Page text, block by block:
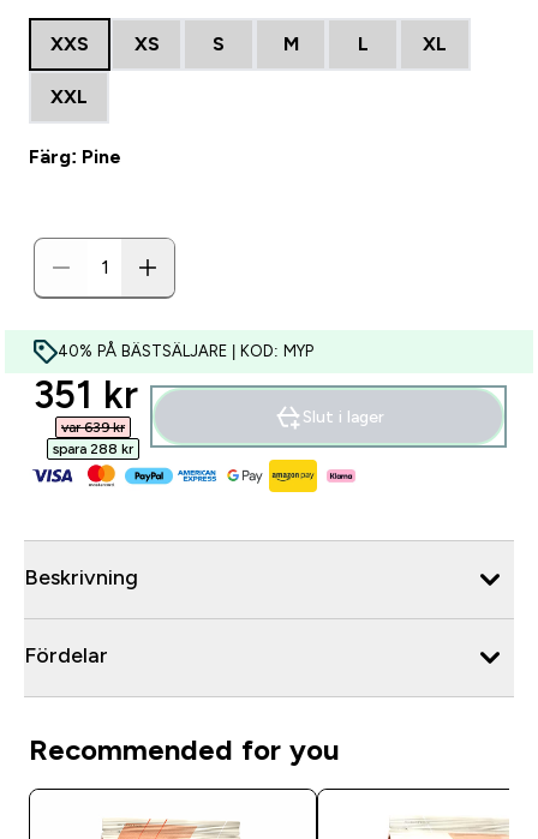
XXS XS S M L XL
XXL
Färg: Pine
40% PÅ BÄSTSÄLJARE | KOD: MYP
discounted price
351 kr‎
var 639 kr‎
spara 288 kr‎
Slut i lager
Beskrivning
Fördelar
Recommended for you